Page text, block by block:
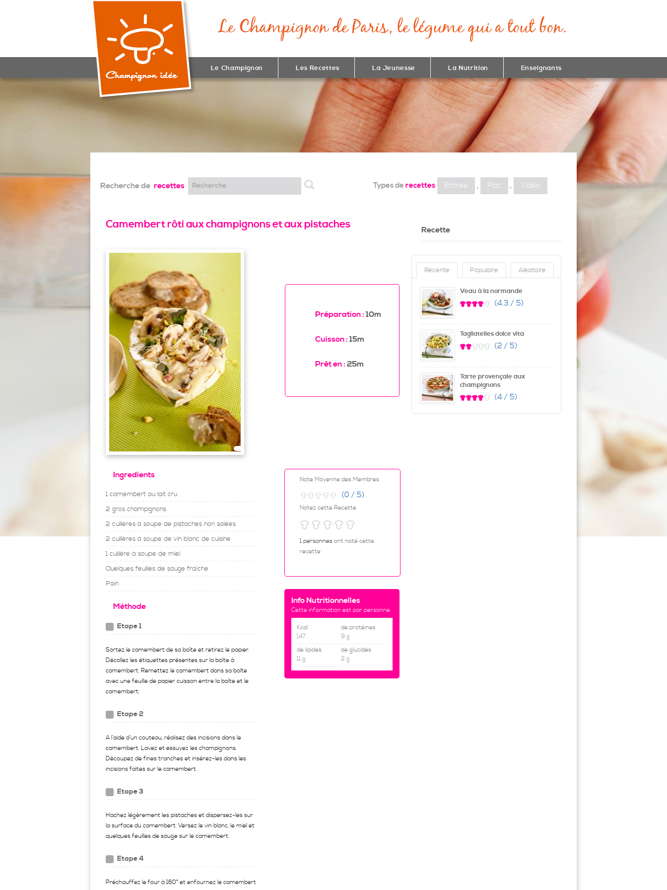
Enseignants
La Nutrition
La Jeunesse
Les Recettes
Le Champignon
Recherche de recettes Types de recettes Entrée , Plat , Vidéo
Camembert rôti aux champignons et aux pistaches
Préparation : 10m
Cuisson : 15m
Prêt en : 25m
Ingredients
1 camembert au lait cru
2 gros champignons
2 cuillères à soupe de pistaches non salées
2 cuillères à soupe de vin blanc de cuisine
1 cuillère à soupe de miel
Quelques feuilles de sauge fraîche
Pain
Méthode
Etape 1
Sortez le camembert de sa boîte et retirez le papier.
Décollez les étiquettes présentes sur la boîte à
camembert. Remettez le camembert dans sa boîte
avec une feuille de papier cuisson entre la boîte et le
camembert.
Etape 2
A l’aide d’un couteau, réalisez des incisions dans le
camembert. Lavez et essuyez les champignons.
Découpez de fines tranches et insérez-les dans les
incisions faites sur le camembert.
Etape 3
Hachez légèrement les pistaches et dispersez-les sur
la surface du camembert. Versez le vin blanc, le miel et
quelques feuilles de sauge sur le camembert.
Etape 4
Préchauffez le four à 160° et enfournez le camembert
Note Moyenne des Membres
(0 / 5)
Notez cette Recette
1 personnes ont noté cette
recette
Info Nutritionnelles
Cette information est par personne.
Kcal
147
de protéines
9 g
de lipides
11 g
de glucides
2 g
Recette
Récente Populaire Aléatoire
Veau à la normande
(4.3 / 5)
Tagliatelles dolce vita
(2 / 5)
Tarte provençale aux
champignons
(4 / 5)